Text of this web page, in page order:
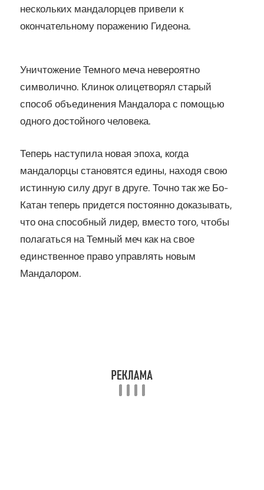
нескольких мандалорцев привели к
окончательному поражению Гидеона.
Уничтожение Темного меча невероятно
символично. Клинок олицетворял старый
способ объединения Мандалора с помощью
одного достойного человека.
Теперь наступила новая эпоха, когда
мандалорцы становятся едины, находя свою
истинную силу друг в друге. Точно так же Бо-
Катан теперь придется постоянно доказывать,
что она способный лидер, вместо того, чтобы
полагаться на Темный меч как на свое
единственное право управлять новым
Мандалором.